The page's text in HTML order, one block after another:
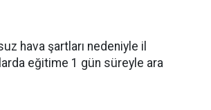
hava şartları nedeniyle il
eğitime 1 gün süreyle ara